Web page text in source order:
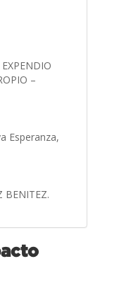
–
Esperanza,
BENITEZ.